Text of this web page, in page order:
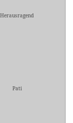
Herausragend
Pati